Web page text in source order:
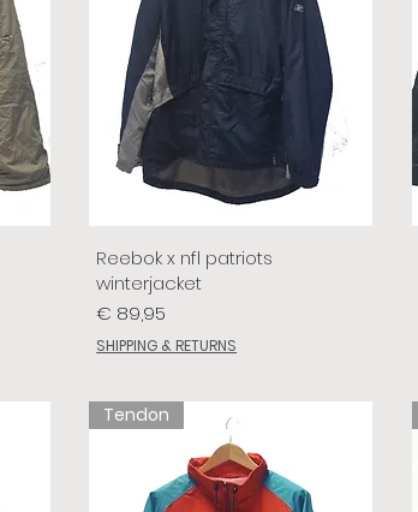
Reebok x nfl patriots
winterjacket
Prijs
€ 89,95
SHIPPING & RETURNS
Tendon